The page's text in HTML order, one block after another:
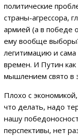
политические
страны-агрессора,
армией (а в победе
ему вообще
легитимацию и сама
времен. И Путин как
мышлением свято в
Плохо с
что делать, надо
нашу
перспективы, нет